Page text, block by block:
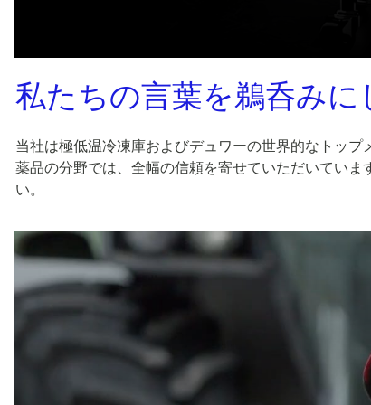
私たちの言葉を鵜呑みに
当社は極低温冷凍庫およびデュワーの世界的なトッ
薬品の分野では、全幅の信頼を寄せていただいてい
い。